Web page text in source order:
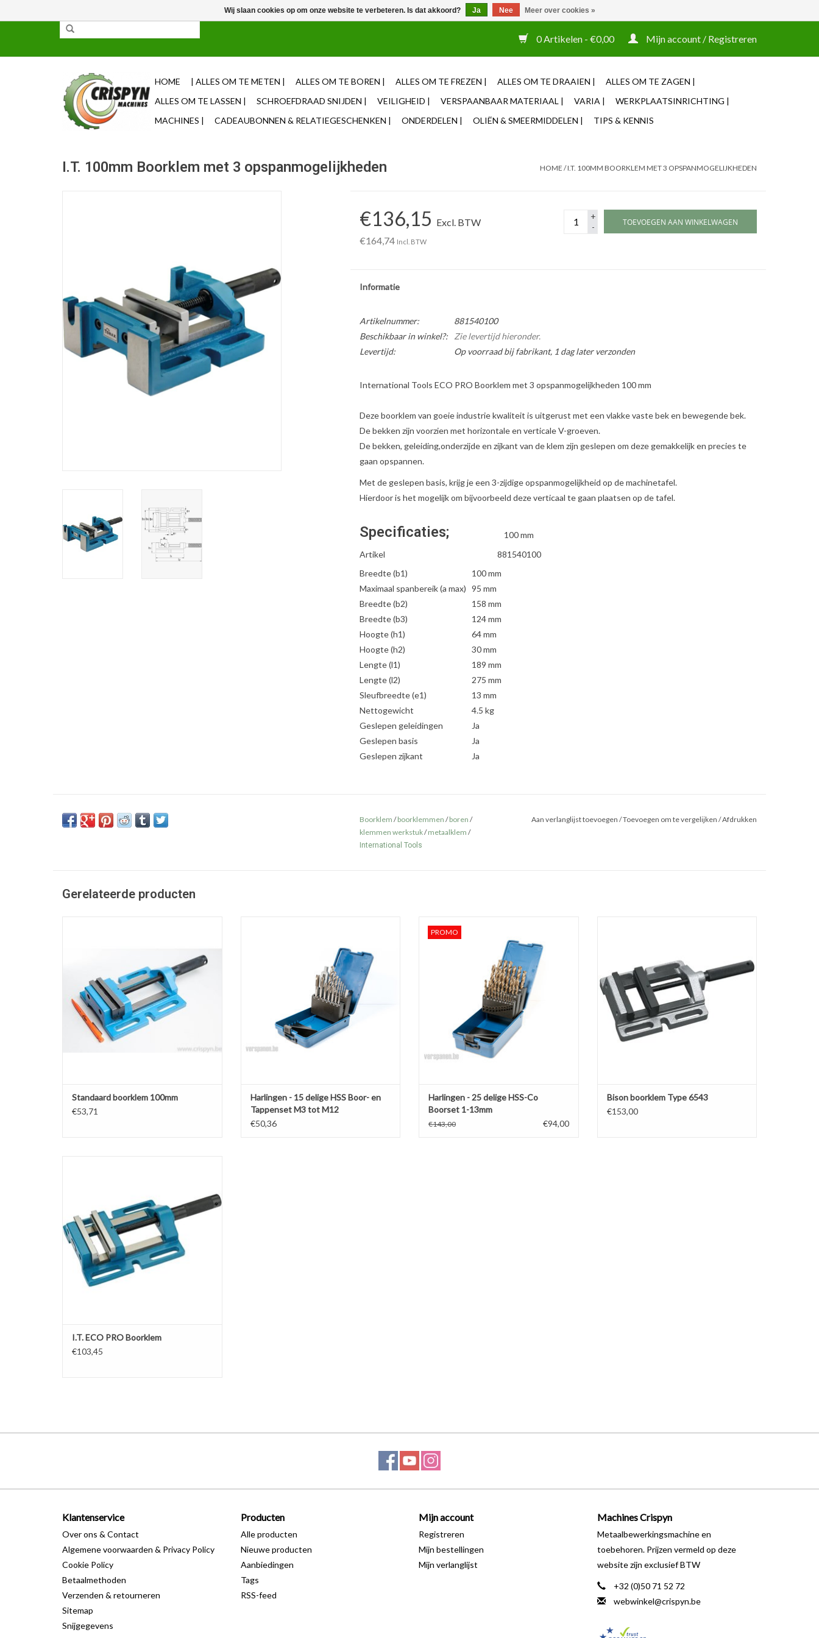
0 Artikelen - €0,00 Mijn account / Registreren
HOME | ALLES OM TE METEN | ALLES OM TE BOREN | ALLES OM TE FREZEN | ALLES OM TE DRAAIEN |
ALLES OM TE ZAGEN |
ALLES OM TE LASSEN |
SCHROEFDRAAD SNIJDEN | VEILIGHEID | VERSPAANBAAR MATERIAAL | VARIA |
WERKPLAATSINRICHTING |
MACHINES |
CADEAUBONNEN & RELATIEGESCHENKEN | ONDERDELEN | OLIËN & SMEERMIDDELEN | TIPS & KENNIS
I.T. 100mm Boorklem met 3 opspanmogelijkheden HOME /I.T. 100MM BOORKLEM MET 3 OPSPANMOGELIJKHEDEN
€136,15 Excl. BTW
€164,74 Incl. BTW
+
-
TOEVOEGEN AAN WINKELWAGEN
Informatie
Artikelnummer:
881540100
Beschikbaar in winkel?:
Zie levertijd hieronder.
Levertijd:
Op voorraad bij fabrikant, 1 dag later verzonden
International Tools ECO PRO Boorklem met 3 opspanmogelijkheden 100 mm
Deze boorklem van goeie industrie kwaliteit is uitgerust met een vlakke vaste bek en bewegende bek.
De bekken zijn voorzien met horizontale en verticale V-groeven.
De bekken, geleiding,onderzijde en zijkant van de klem zijn geslepen om deze gemakkelijk en precies te
gaan opspannen.
Met de geslepen basis, krijg je een 3-zijdige opspanmogelijkheid op de machinetafel.
Hierdoor is het mogelijk om bijvoorbeeld deze verticaal te gaan plaatsen op de tafel.
Specificaties;
100 mm
Artikel
881540100
Breedte (b1)
100 mm
Maximaal spanbereik (a max) 95 mm
Breedte (b2)
158 mm
Breedte (b3)
124 mm
Hoogte (h1)
64 mm
Hoogte (h2)
30 mm
Lengte (l1)
189 mm
Lengte (l2)
275 mm
Sleufbreedte (e1)
13 mm
Nettogewicht
4.5 kg
Geslepen geleidingen
Ja
Geslepen basis
Ja
Geslepen zijkant
Ja
Boorklem /boorklemmen /boren /
klemmen werkstuk/metaalklem /
International Tools
Aan verlanglijst toevoegen /Toevoegen om te vergelijken /Afdrukken
Gerelateerde producten
Standaard boorklem 100mm
€53,71
doorlopende gaten.
TOEVOEGEN AAN WINKELWAGEN
Harlingen - 15 delige HSS Boor- en
Tappenset M3 tot M12
€50,36
PROMO1-13mm, oplopend per 0,5mm
TOEVOEGEN AAN WINKELWAGEN
Harlingen - 25 delige HSS-Co
Boorset 1-13mm
€143,00 €94,00
Kies uw gewenste grootte.
TOEVOEGEN AAN WINKELWAGEN
Bison boorklem Type 6543
€153,00
Kies uw grootte.
TOEVOEGEN AAN WINKELWAGEN
I.T. ECO PRO Boorklem
€103,45
Klantenservice
Over ons & Contact
Algemene voorwaarden & Privacy Policy
Cookie Policy
Betaalmethoden
Verzenden & retourneren
Sitemap
Snijgegevens
Producten
Alle producten
Nieuwe producten
Aanbiedingen
Tags
RSS-feed
Mijn account
Registreren
Mijn bestellingen
Mijn verlanglijst
Machines Crispyn
Metaalbewerkingsmachine en
toebehoren. Prijzen vermeld op deze
website zijn exclusief BTW
+32 (0)50 71 52 72
webwinkel@crispyn.be
Wij slaan cookies op om onze website te verbeteren. Is dat akkoord? Ja Nee Meer over cookies »
✓ 85% uit voorraad leverbaar ✓ Op werkdagen voor 12u besteld, zelfde dag verzonden ✓ Eigen adviseurs ✓ Naast tooling ook machines Zakelijke login mogelijk